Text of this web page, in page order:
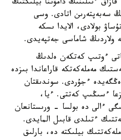
بويىنا قازاق ءتىلىنىڭ دامۋىنا بيلىكتىڭ
سەبەپتەرىن اتادى. وسى
بولادى، الايدا ىسكە
ولاردىڭ شاماسى جەتپەيدى.
ءوتىپ كەتكەن ەلدىڭ
14 پوستكەڭەستىك مەملەكەتكە قاراعاندا بىزدە
ءجۇردى. سوندىقتان
ءسىڭىپ كەتتى. ءيا،
ءالى دە بولسا - ورىستانعان
ءتىلدى قابىل المايدى.
بيلىكتە دە، بارلىق